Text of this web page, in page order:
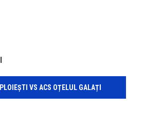
VS ACS OȚELUL GALAȚI